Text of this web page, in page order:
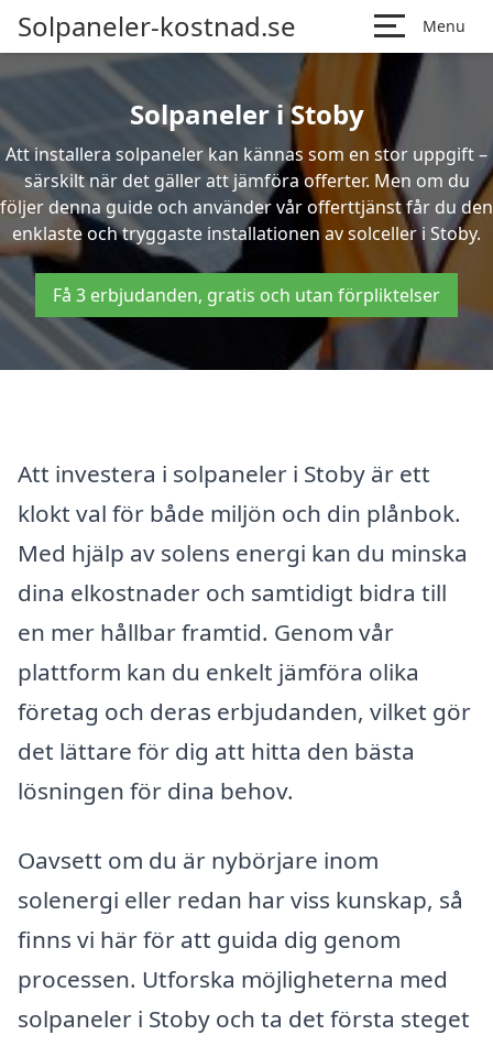
Solpaneler-kostnad.se Menu
Solpaneler i Stoby
Att installera solpaneler kan kännas som en stor uppgift –
särskilt när det gäller att jämföra offerter. Men om du
följer denna guide och använder vår offerttjänst får du den
enklaste och tryggaste installationen av solceller i Stoby.
Få 3 erbjudanden, gratis och utan förpliktelser
Att investera i solpaneler i Stoby är ett
klokt val för både miljön och din plånbok.
Med hjälp av solens energi kan du minska
dina elkostnader och samtidigt bidra till
en mer hållbar framtid. Genom vår
plattform kan du enkelt jämföra olika
företag och deras erbjudanden, vilket gör
det lättare för dig att hitta den bästa
lösningen för dina behov.
Oavsett om du är nybörjare inom
solenergi eller redan har viss kunskap, så
finns vi här för att guida dig genom
processen. Utforska möjligheterna med
solpaneler i Stoby och ta det första steget